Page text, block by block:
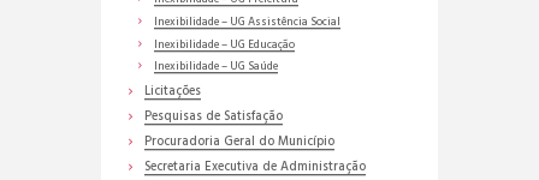
Inexibilidade – UG Assistência Social
Inexibilidade – UG Educação
Inexibilidade – UG Saúde
Licitações
Pesquisas de Satisfação
Procuradoria Geral do Município
Secretaria Executiva de Administração